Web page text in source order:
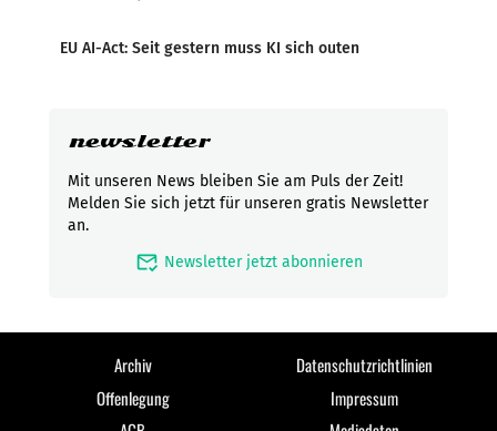
EU AI-Act: Seit gestern muss KI sich outen
newsletter
Mit unseren News bleiben Sie am Puls der Zeit!
Melden Sie sich jetzt für unseren gratis Newsletter
an.
mark_email_read Newsletter jetzt abonnieren
Archiv
Datenschutzrichtlinien
Offenlegung
Impressum